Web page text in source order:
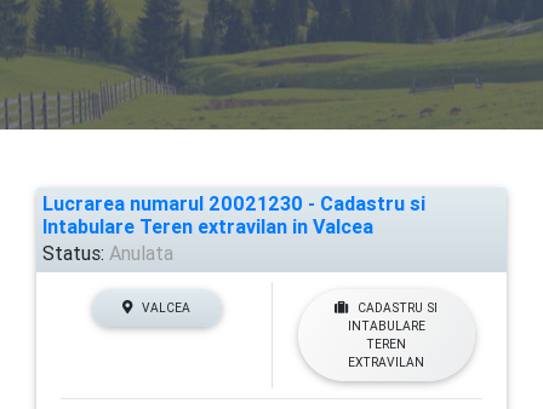
Lucrarea numarul 20021230 - Cadastru si
Intabulare Teren extravilan in Valcea
Status: Anulata
VALCEA
CADASTRU SI
INTABULARE
TEREN
EXTRAVILAN